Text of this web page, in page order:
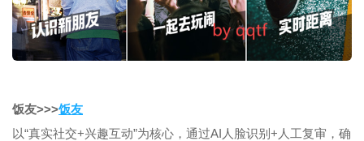
饭友>>>饭友
以“真实社交+兴趣互动”为核心，通过AI人脸识别+人工复审，确